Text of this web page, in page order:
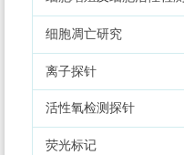
细胞凋亡研究
离子探针
活性氧检测探针
荧光标记